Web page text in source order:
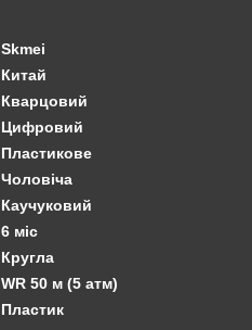
Skmei
Китай
Кварцовий
Цифровий
Пластикове
Чоловіча
Каучуковий
6 міс
Кругла
WR 50 м (5 атм)
Пластик